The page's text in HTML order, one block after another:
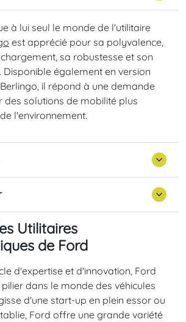
à lui seul le monde de l'utilitaire
est apprécié pour sa polyvalence,
sa robustesse et son
également en version
il répond à une demande
des solutions de mobilité plus
l'environnement.
Utilitaires
de Ford
d'expertise et d'innovation, Ford
dans le monde des véhicules
d'une start-up en plein essor ou
Ford offre une grande variété